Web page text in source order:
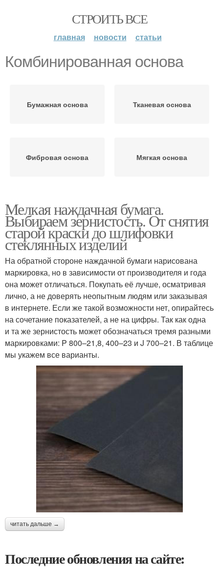
СТРОИТЬ ВСЕ
главная новости статьи
Комбинированная основа
Бумажная основа Тканевая основа
Фибровая основа Мягкая основа
Мелкая наждачная бумага.
Выбираем зернистость. От снятия
старой краски до шлифовки
стеклянных изделий
На обратной стороне наждачной бумаги нарисована
маркировка, но в зависимости от производителя и года
она может отличаться. Покупать её лучше, осматривая
лично, а не доверять неопытным людям или заказывая
в интернете. Если же такой возможности нет, опирайтесь
на сочетание показателей, а не на цифры. Так как одна
и та же зернистость может обозначаться тремя разными
маркировками: P 800–21,8, 400–23 и J 700–21. В таблице
мы укажем все варианты.
читать дальше →
Последние обновления на сайте: